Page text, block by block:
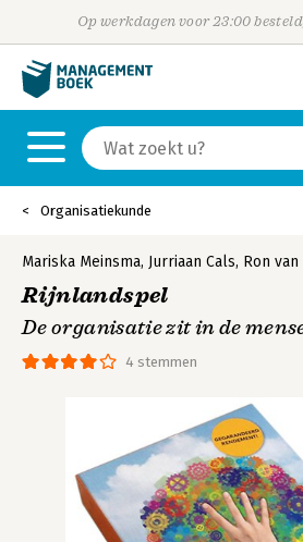
Op werkdagen voor 23:00
Organisatiekunde
4 stemmen
Mariska Meinsma, Jurriaan Cals, Ron van
Rijnlandspel
De organisatie zit in de